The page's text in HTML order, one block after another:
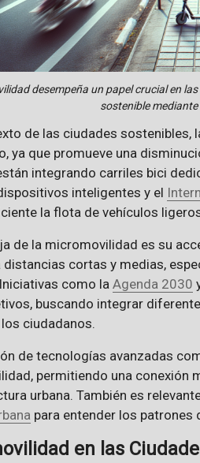
desempeña un papel crucial en
sostenible
de las ciudades
ya que promueve una
integrando carriles bici
inteligentes y el
la flota de vehículos
de la micromovilidad es su
distancias cortas y medias,
como la Agenda 2030
buscando integrar
ciudadanos.
de tecnologías avanzadas
permitiendo una conexión
urbana. También es
para entender los
en las